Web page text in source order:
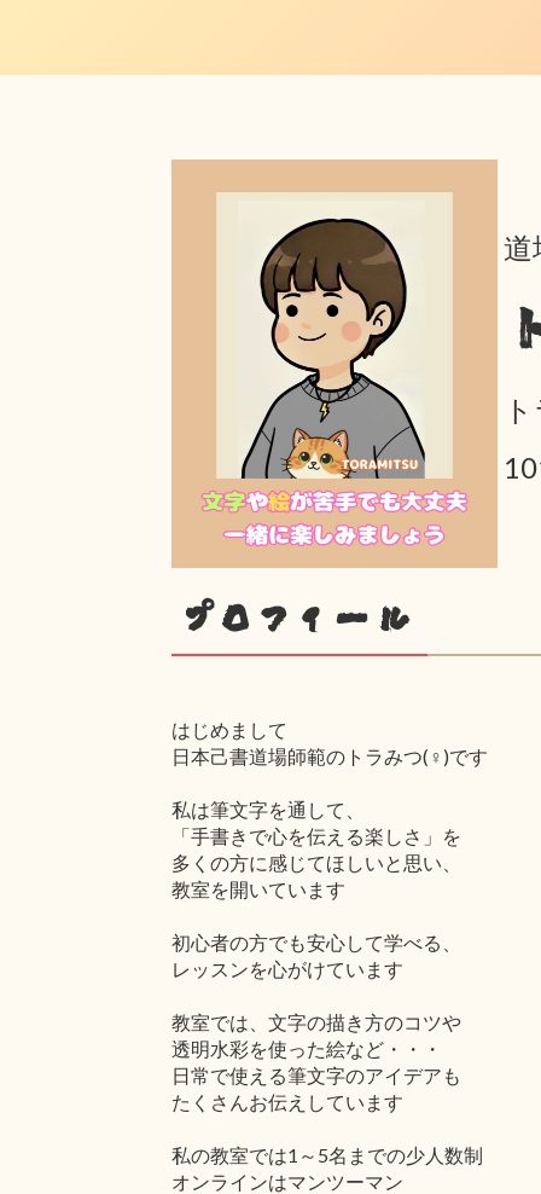
道
プロフィール
はじめまして
日本己書道場師範のトラみつ(♀)です
私は筆文字を通して、
「手書きで心を伝える楽しさ」を
多くの方に感じてほしいと思い、
教室を開いています
初心者の方でも安心して学べる、
レッスンを心がけています
教室では、文字の描き方のコツや
透明水彩を使った絵など・・・
日常で使える筆文字のアイデアも
たくさんお伝えしています
私の教室では1～5名までの少人数制
オンラインはマンツーマン